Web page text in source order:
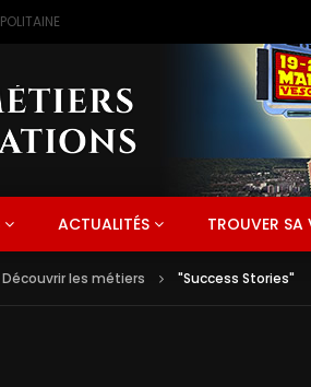
ACTUALITÉS TROUVER SA
Découvrir les métiers "Success Stories"